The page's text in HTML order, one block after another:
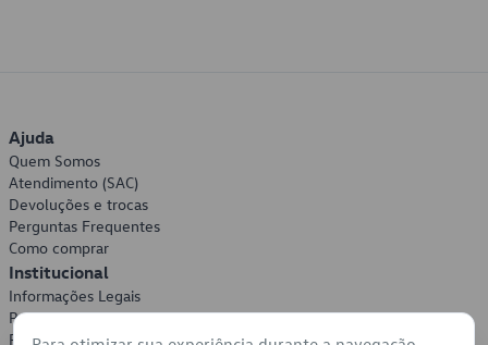
Ajuda
Quem Somos
Atendimento (SAC)
Devoluções e trocas
Perguntas Frequentes
Como comprar
Institucional
Informações Legais
Política de Privacidade
Política de Cookies